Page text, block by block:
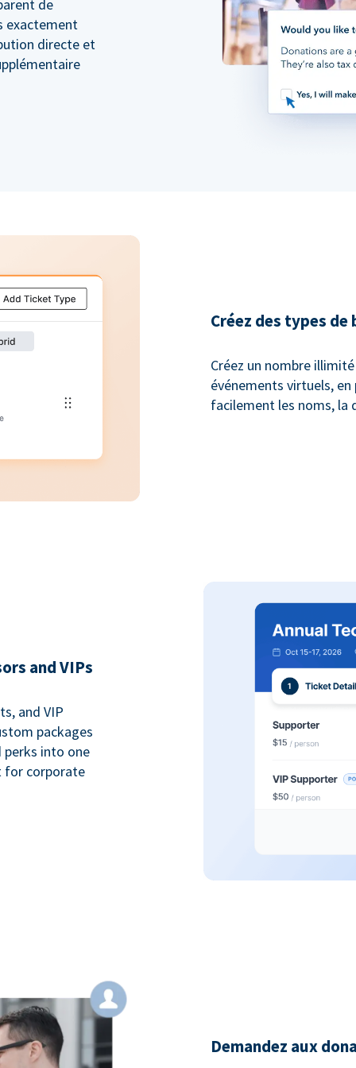
de
exactement
directe et
Créez des types
Créez un nombre
événements virtuels,
facilement les noms, la
and VIPs
and VIP
packages
into one
for corporate
Demandez aux